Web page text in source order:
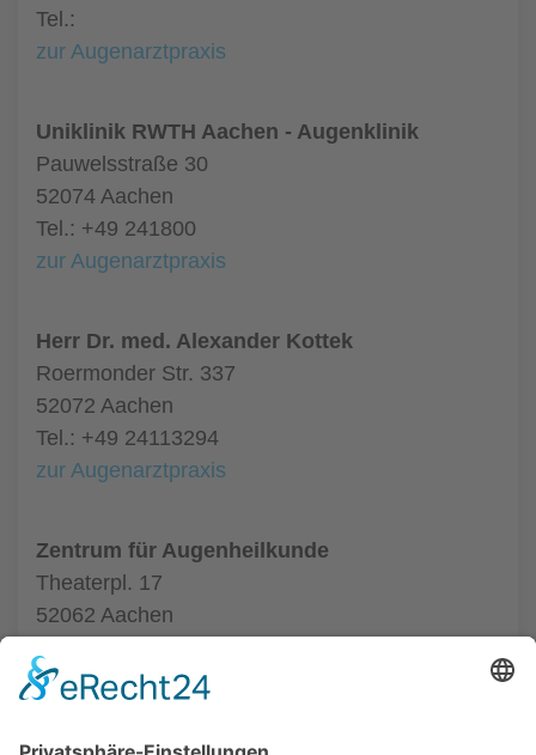
Tel.:
zur Augenarztpraxis
Uniklinik RWTH Aachen - Augenklinik
Pauwelsstraße 30
52074 Aachen
Tel.: +49 241800
zur Augenarztpraxis
Herr Dr. med. Alexander Kottek
Roermonder Str. 337
52072 Aachen
Tel.: +49 24113294
zur Augenarztpraxis
Zentrum für Augenheilkunde
Theaterpl. 17
52062 Aachen
zur Augenarztpraxis